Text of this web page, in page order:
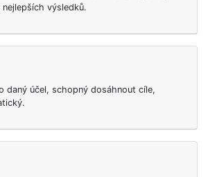
výsledků.
daný účel, schopný dosáhnout cíle,